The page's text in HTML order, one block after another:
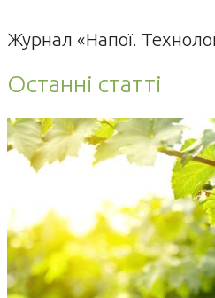
Журнал «Напої.
Останні статті